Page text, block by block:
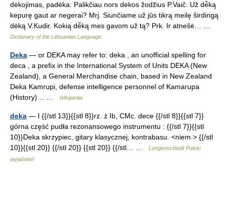
dėkojimas, padėka: Palikčiau nors dėkos žodžius P.Vaič. Už dė̃ką
kepurę gaut ar negerai? Mrj. Siunčiame už jūs tikrą meilę širdingą
dėką V.Kudir. Kokią dė̃ką mes gavom už tą? Prk. Ir atnešė… …
Dictionary of the Lithuanian Language
Deka — or DEKA may refer to: deka , an unofficial spelling for
deca , a prefix in the International System of Units DEKA (New
Zealand), a General Merchandise chain, based in New Zealand
Deka Kamrupi, defense intelligence personnel of Kamarupa
(History)… …
Wikipedia
deka — I {{/stl 13}}{{stl 8}}rz. ż Ib, CMc. dece {{/stl 8}}{{stl 7}}
górna część pudła rezonansowego instrumentu : {{/stl 7}}{{stl
10}}Deka skrzypiec, gitary klasycznej, kontrabasu. <niem.> {{/stl
10}}{{stl 20}} {{/stl 20}} {{stl 20}} {{/stl… …
Langenscheidt Polski
wyjaśnień